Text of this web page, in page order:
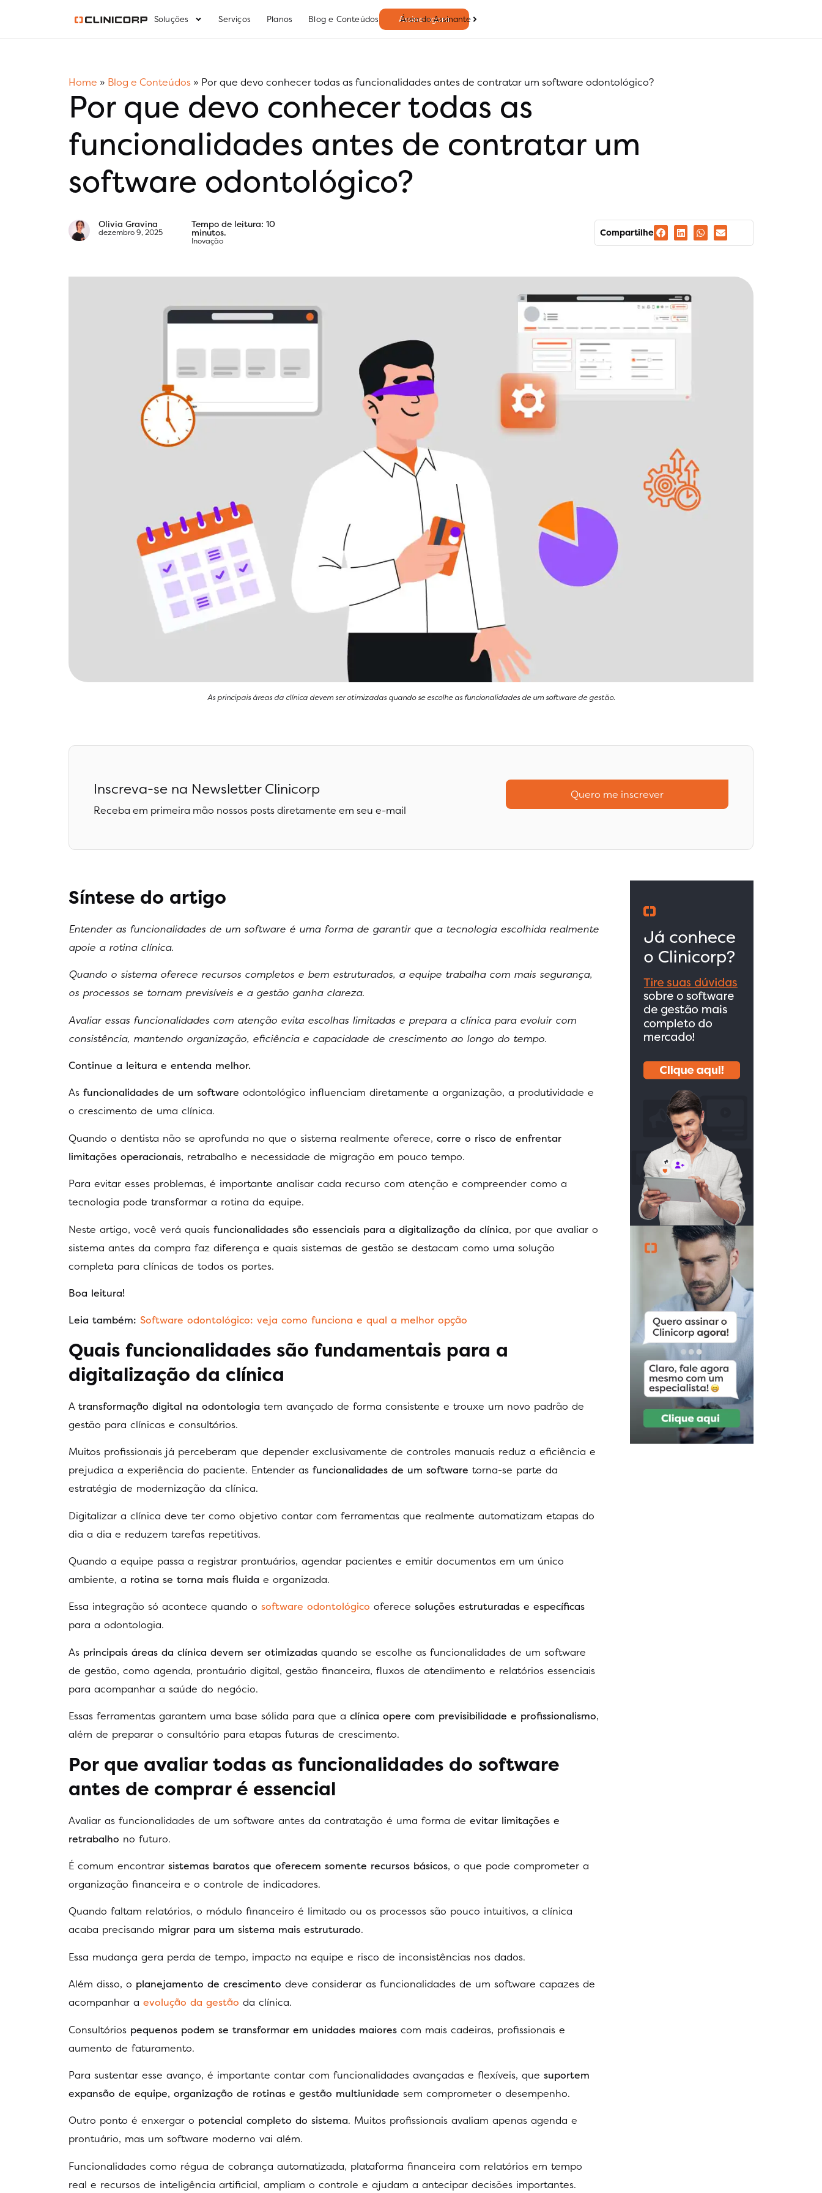
Soluções Serviços Planos Blog e Conteúdos Assine agora
Área do Assinante
Home » Blog e Conteúdos » Por que devo conhecer todas as funcionalidades antes de contratar um software odontológico?
Por que devo conhecer todas as
funcionalidades antes de contratar um
software odontológico?
Olivia Gravina
dezembro 9, 2025
Tempo de leitura: 10
minutos.
Inovação
Compartilhe
As principais áreas da clínica devem ser otimizadas quando se escolhe as funcionalidades de um software de gestão.
Inscreva-se na Newsletter Clinicorp
Receba em primeira mão nossos posts diretamente em seu e-mail
Quero me inscrever
Síntese do artigo
Entender as funcionalidades de um software é uma forma de garantir que a tecnologia escolhida realmente
apoie a rotina clínica.
Quando o sistema oferece recursos completos e bem estruturados, a equipe trabalha com mais segurança,
os processos se tornam previsíveis e a gestão ganha clareza.
Avaliar essas funcionalidades com atenção evita escolhas limitadas e prepara a clínica para evoluir com
consistência, mantendo organização, eficiência e capacidade de crescimento ao longo do tempo.
Continue a leitura e entenda melhor.
As funcionalidades de um software odontológico influenciam diretamente a organização, a produtividade e
o crescimento de uma clínica.
Quando o dentista não se aprofunda no que o sistema realmente oferece, corre o risco de enfrentar
limitações operacionais, retrabalho e necessidade de migração em pouco tempo.
Para evitar esses problemas, é importante analisar cada recurso com atenção e compreender como a
tecnologia pode transformar a rotina da equipe.
Neste artigo, você verá quais funcionalidades são essenciais para a digitalização da clínica, por que avaliar o
sistema antes da compra faz diferença e quais sistemas de gestão se destacam como uma solução
completa para clínicas de todos os portes.
Boa leitura!
Leia também: Software odontológico: veja como funciona e qual a melhor opção
Quais funcionalidades são fundamentais para a
digitalização da clínica
A transformação digital na odontologia tem avançado de forma consistente e trouxe um novo padrão de
gestão para clínicas e consultórios.
Muitos profissionais já perceberam que depender exclusivamente de controles manuais reduz a eficiência e
prejudica a experiência do paciente. Entender as funcionalidades de um software torna-se parte da
estratégia de modernização da clínica.
Digitalizar a clínica deve ter como objetivo contar com ferramentas que realmente automatizam etapas do
dia a dia e reduzem tarefas repetitivas.
Quando a equipe passa a registrar prontuários, agendar pacientes e emitir documentos em um único
ambiente, a rotina se torna mais fluida e organizada.
Essa integração só acontece quando o software odontológico oferece soluções estruturadas e específicas
para a odontologia.
As principais áreas da clínica devem ser otimizadas quando se escolhe as funcionalidades de um software
de gestão, como agenda, prontuário digital, gestão financeira, fluxos de atendimento e relatórios essenciais
para acompanhar a saúde do negócio.
Essas ferramentas garantem uma base sólida para que a clínica opere com previsibilidade e profissionalismo,
além de preparar o consultório para etapas futuras de crescimento.
Por que avaliar todas as funcionalidades do software
antes de comprar é essencial
Avaliar as funcionalidades de um software antes da contratação é uma forma de evitar limitações e
retrabalho no futuro.
É comum encontrar sistemas baratos que oferecem somente recursos básicos, o que pode comprometer a
organização financeira e o controle de indicadores.
Quando faltam relatórios, o módulo financeiro é limitado ou os processos são pouco intuitivos, a clínica
acaba precisando migrar para um sistema mais estruturado.
Essa mudança gera perda de tempo, impacto na equipe e risco de inconsistências nos dados.
Além disso, o planejamento de crescimento deve considerar as funcionalidades de um software capazes de
acompanhar a evolução da gestão da clínica.
Consultórios pequenos podem se transformar em unidades maiores com mais cadeiras, profissionais e
aumento de faturamento.
Para sustentar esse avanço, é importante contar com funcionalidades avançadas e flexíveis, que suportem
expansão de equipe, organização de rotinas e gestão multiunidade sem comprometer o desempenho.
Outro ponto é enxergar o potencial completo do sistema. Muitos profissionais avaliam apenas agenda e
prontuário, mas um software moderno vai além.
Funcionalidades como régua de cobrança automatizada, plataforma financeira com relatórios em tempo
real e recursos de inteligência artificial, ampliam o controle e ajudam a antecipar decisões importantes.